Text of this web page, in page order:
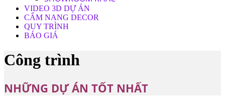
VIDEO 3D DỰ ÁN
CẨM NANG DECOR
QUY TRÌNH
BÁO GIÁ
Công trình
NHỮNG DỰ ÁN TỐT NHẤT